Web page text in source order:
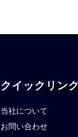
クイックリンク
当社について
お問い合わせ